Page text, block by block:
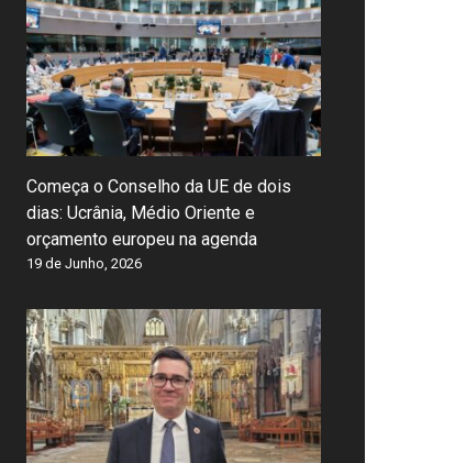
Começa o Conselho da UE de dois
dias: Ucrânia, Médio Oriente e
orçamento europeu na agenda
19 de Junho, 2026